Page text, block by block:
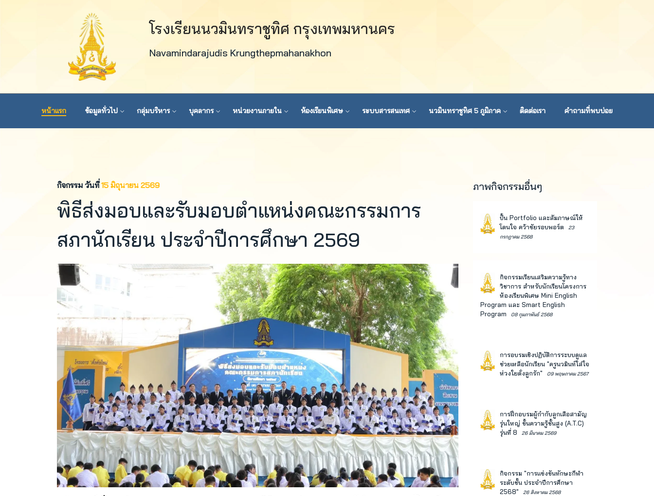
โรงเรียนนวมินทราชูทิศ กรุงเทพมหานคร
Navamindarajudis Krungthepmahanakhon
หน้าแรก ข้อมูลทั่วไป กลุ่มบริหาร บุคลากร หน่วยงานภายใน ห้องเรียนพิเศษ ระบบสารสนเทศ นวมินทราชูทิศ 5 ภูมิภาค ติดต่อเรา คำถามที่พบบ่อย
กิจกรรม วันที่15 มิถุนายน 2569
พิธีส่งมอบและรับมอบตำแหน่งคณะกรรมการ
สภานักเรียน ประจำปีการศึกษา 2569
ภาพกิจกรรมอื่นๆ
ปั้น Portfolio และสัมภาษณ์ให้
โดนใจ คว้าชัยรอบพอร์ต
23
กรกฎาคม 2568
กิจกรรมเรียนเสริมความรู้ทาง
วิชาการ สำหรับนักเรียนโครงการ
ห้องเรียนพิเศษ Mini English
Program และ Smart English
Program
08 กุมภาพันธ์ 2568
การอบรมเชิงปฏิบัติการระบบดูแล
ช่วยเหลือนักเรียน "ครูนวมินท์ใส่ใจ
ห่วงใยดั่งลูกรัก"
09 พฤษภาคม 2567
การฝึกอบรมผู้กำกับลูกเสือสามัญ
รุ่นใหญ่ ขั้นความรู้ชั้นสูง (A.T.C)
รุ่นที่ 8
26 มีนาคม 2569
กิจกรรม "การแข่งขันทักษะกีฬา
ระดับชั้น ประจำปีการศึกษา
2568"
26 สิงหาคม 2568